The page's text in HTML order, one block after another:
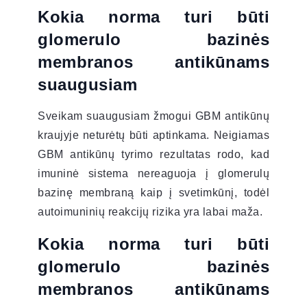
Kokia norma turi būti
glomerulo bazinės
membranos antikūnams
suaugusiam
Sveikam suaugusiam žmogui GBM antikūnų
kraujyje neturėtų būti aptinkama. Neigiamas
GBM antikūnų tyrimo rezultatas rodo, kad
imuninė sistema nereaguoja į glomerulų
bazinę membraną kaip į svetimkūnį, todėl
autoimuninių reakcijų rizika yra labai maža.
Kokia norma turi būti
glomerulo bazinės
membranos antikūnams